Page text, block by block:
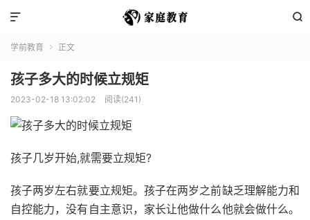


学前教育  正文
孩子多大的时候立规矩
2023-02-18 13:02:02 阅读(241)
孩子几岁开始,就需要立规矩?
孩子两岁左右就要立规矩。孩子在两岁之前缺乏理解能力和
自控能力，没有自主意识，家长让他做什么他就会做什么。